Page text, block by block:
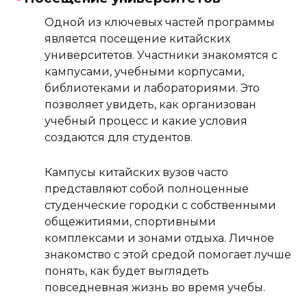
Одной из ключевых частей программы
является посещение китайских
университетов. Участники знакомятся с
кампусами, учебными корпусами,
библиотеками и лабораториями. Это
позволяет увидеть, как организован
учебный процесс и какие условия
создаются для студентов.
Кампусы китайских вузов часто
представляют собой полноценные
студенческие городки с собственными
общежитиями, спортивными
комплексами и зонами отдыха. Личное
знакомство с этой средой помогает лучше
понять, как будет выглядеть
повседневная жизнь во время учебы.